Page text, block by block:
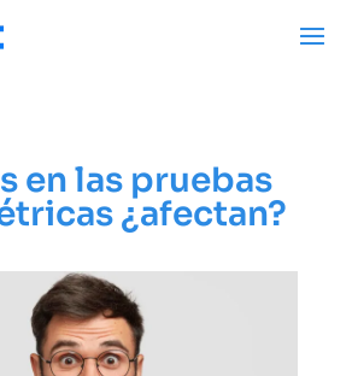
en las pruebas
¿afectan?